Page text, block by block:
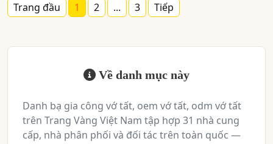
Trang đầu 1 2 ... 3 Tiếp
Về danh mục này
Danh bạ gia công vớ tất, oem vớ tất, odm vớ tất
trên Trang Vàng Việt Nam tập hợp 31 nhà cung
cấp, nhà phân phối và đối tác trên toàn quốc —